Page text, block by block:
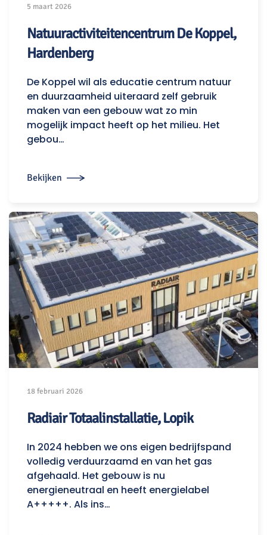
5 maart 2026
Natuuractiviteitencentrum De Koppel,
Hardenberg
De Koppel wil als educatie centrum natuur
en duurzaamheid uiteraard zelf gebruik
maken van een gebouw wat zo min
mogelijk impact heeft op het milieu. Het
gebou…
Bekijken
18 februari 2026
Radiair Totaalinstallatie, Lopik
In 2024 hebben we ons eigen bedrijfspand
volledig verduurzaamd en van het gas
afgehaald. Het gebouw is nu
energieneutraal en heeft energielabel
A+++++. Als ins…